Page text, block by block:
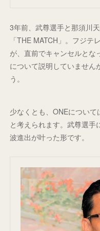
3年前、武尊選手と那須川
「THE MATCH」。フジテ
が、直前でキャンセルとな
について説明していません
う。
少なくとも、ONEについ
と考えられます。武尊選手
波進出が叶った形です。